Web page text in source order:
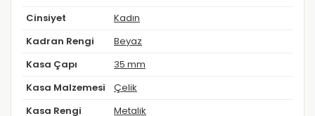
Cinsiyet Kadın
Kadran Rengi Beyaz
Kasa Çapı 35 mm
Kasa Malzemesi Çelik
Kasa Rengi Metalik